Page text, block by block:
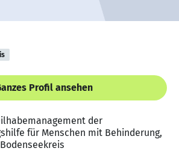
Profil ansehen
der
für Menschen mit Behinderung,